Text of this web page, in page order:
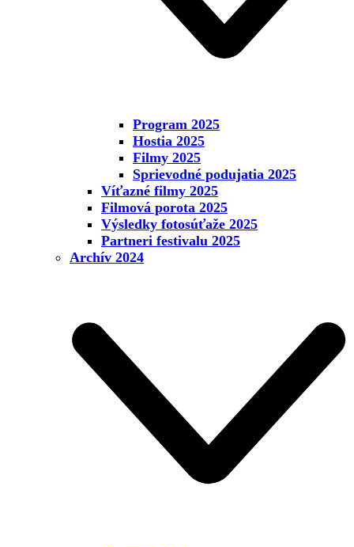
Program 2025
Hostia 2025
Filmy 2025
Sprievodné podujatia 2025
Víťazné filmy 2025
Filmová porota 2025
Výsledky fotosúťaže 2025
Partneri festivalu 2025
Archív 2024